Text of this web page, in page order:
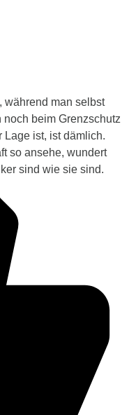
während man selbst
beim Grenzschutz
ist, ist dämlich.
so ansehe, wundert
sind wie sie sind.